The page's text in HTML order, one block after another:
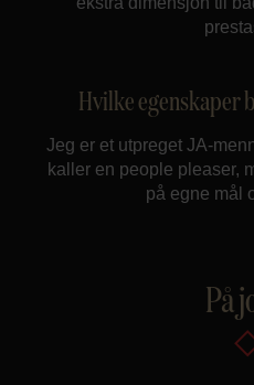
Hvilke egenskaper
Jeg er et utpreget JA-
kaller en people pleaser,
på egne mål
På